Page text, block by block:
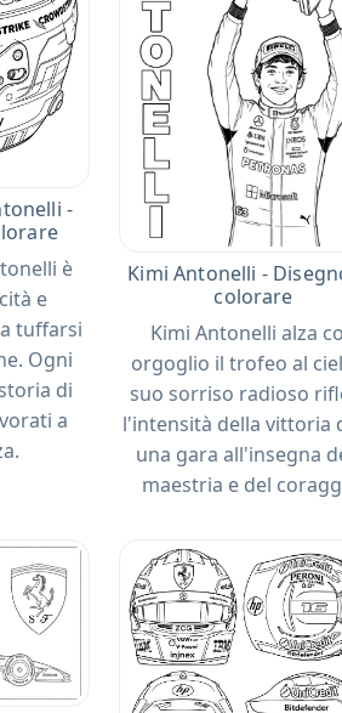
-
è
e
tuffarsi
Ogni
di
a
Kimi Antonelli -
colorare
Kimi Antonelli alza
orgoglio il trofeo al
suo sorriso radioso
l'intensità della vittoria
una gara all'insegna
maestria e del